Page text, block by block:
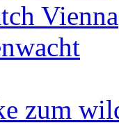
Vienna
zum